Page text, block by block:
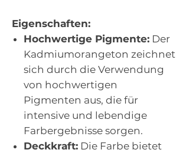
Eigenschaften:
Hochwertige Pigmente: Der
Kadmiumorangeton zeichnet
sich durch die Verwendung
von hochwertigen
Pigmenten aus, die für
intensive und lebendige
Farbergebnisse sorgen.
Deckkraft: Die Farbe bietet